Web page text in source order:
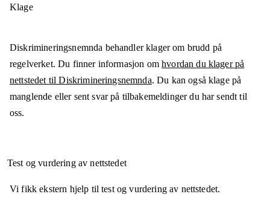
Klage
Diskrimineringsnemnda behandler klager om brudd på
regelverket. Du finner informasjon omhvordan du klager på
nettstedet til Diskrimineringsnemnda. Du kan også klage på
manglende eller sent svar på tilbakemeldinger du har sendt til
oss.
Test og vurdering av nettstedet
Vi fikk ekstern hjelp til test og vurdering av nettstedet.